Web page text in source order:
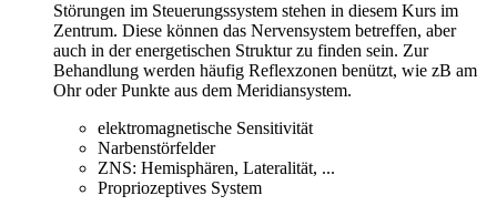
Störungen im Steuerungssystem stehen in diesem Kurs im
Zentrum. Diese können das Nervensystem betreffen, aber
auch in der energetischen Struktur zu finden sein. Zur
Behandlung werden häufig Reflexzonen benützt, wie zB am
Ohr oder Punkte aus dem Meridiansystem.
elektromagnetische Sensitivität
Narbenstörfelder
ZNS: Hemisphären, Lateralität, ...
Propriozeptives System